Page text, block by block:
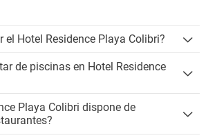
el Hotel Residence Playa Colibri?
de piscinas en Hotel Residence
Playa Colibri dispone de